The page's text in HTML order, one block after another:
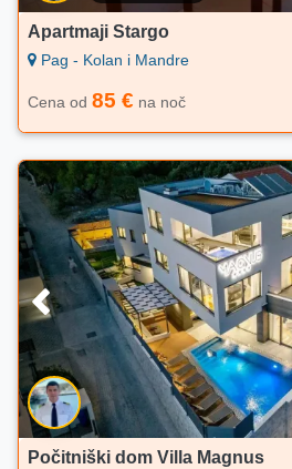
Apartmaji Stargo
Pag - Kolan i Mandre
Cena od 85 € na noč
Počitniški dom Villa Magnus